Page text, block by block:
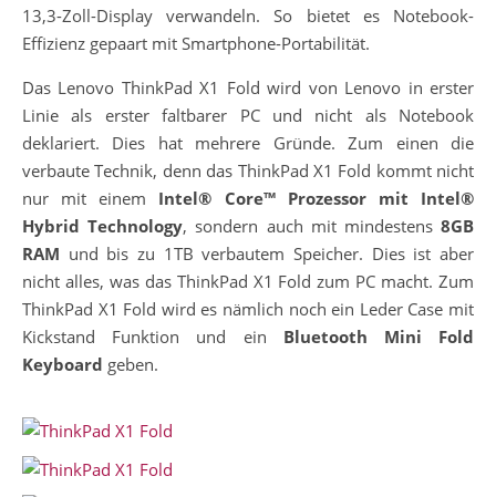
13,3-Zoll-Display verwandeln. So bietet es Notebook-
Effizienz gepaart mit Smartphone-Portabilität.
Das Lenovo ThinkPad X1 Fold wird von Lenovo in erster
Linie als erster faltbarer PC und nicht als Notebook
deklariert. Dies hat mehrere Gründe. Zum einen die
verbaute Technik, denn das ThinkPad X1 Fold kommt nicht
nur mit einem Intel® Core™ Prozessor mit Intel®
Hybrid Technology, sondern auch mit mindestens8GB
RAM und bis zu 1TB verbautem Speicher. Dies ist aber
nicht alles, was das ThinkPad X1 Fold zum PC macht. Zum
ThinkPad X1 Fold wird es nämlich noch ein Leder Case mit
Kickstand Funktion und ein Bluetooth Mini Fold
Keyboard geben.